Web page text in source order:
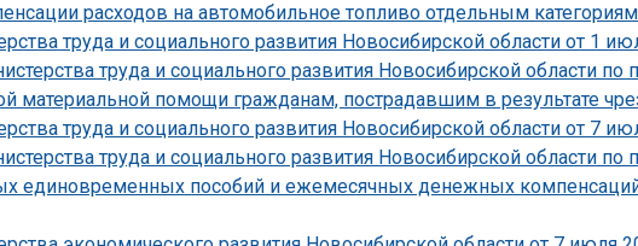
расходов на автомобильное топливо отдельным
труда и социального развития Новосибирской области от 1
труда и социального развития Новосибирской области
материальной помощи гражданам, пострадавшим в результате
труда и социального развития Новосибирской области от 7
труда и социального развития Новосибирской области
единовременных пособий и ежемесячных денежных